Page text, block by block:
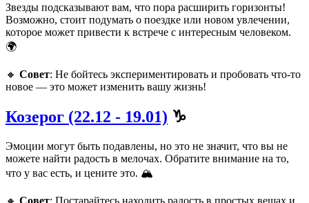
Звезды подсказывают вам, что пора расширить горизонты!
Возможно, стоит подумать о поездке или новом увлечении,
которое может привести к встрече с интересным человеком.
🌍
🔸 Совет: Не бойтесь экспериментировать и пробовать что-то
новое — это может изменить вашу жизнь!
Козерог (22.12 - 19.01) ♑️
Эмоции могут быть подавлены, но это не значит, что вы не
можете найти радость в мелочах. Обратите внимание на то,
что у вас есть, и цените это. 🏔️
🔸 Совет: Постарайтесь находить радость в простых вещах и